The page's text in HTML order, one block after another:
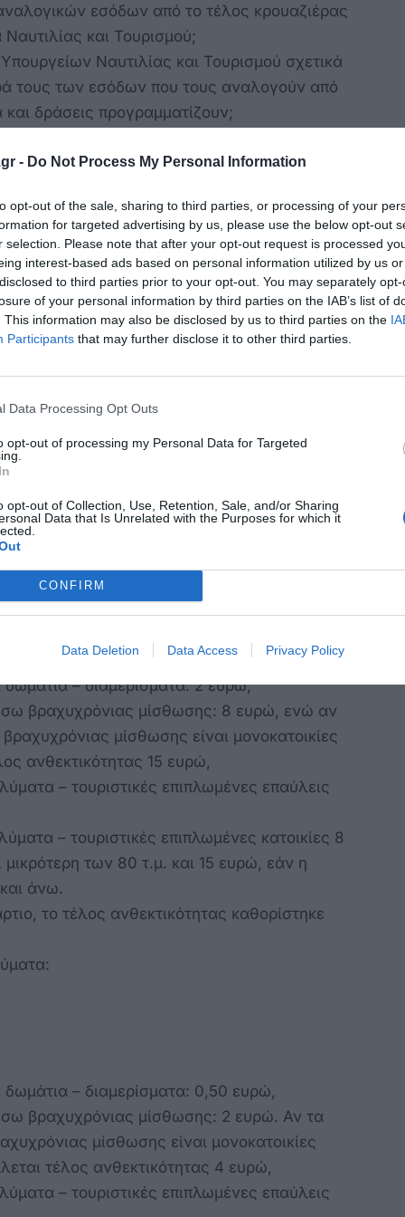
- Do Not Process My Personal Information
opt-out of the sale, sharing to third parties, or processing of your
for targeted advertising by us, please use the below opt-out
selection. Please note that after your opt-out request is processed
interest-based ads based on personal information utilized by us
to third parties prior to your opt-out. You may separately
of your personal information by third parties on the IAB’s list of
This information may also be disclosed by us to third parties on the
Participants that may further disclose it to other third parties.
Data Processing Opt Outs
opt-out of processing my Personal Data for Targeted
opt-out of Collection, Use, Retention, Sale, and/or Sharing
Data that Is Unrelated with the Purposes for which it
CONFIRM
Data Deletion Data Access Privacy Policy
εσόδων από το τέλος κρουαζιέρας
και Τουρισμού;
Ναυτιλίας και Τουρισμού σχετικά
τους των εσόδων που τους αναλογούν από
δράσεις προγραμματίζουν;
και Οικονομικών
Πολιτικής
και ανά περιοχή από το τέλος
και προγραμματισμός έργων και
της χώρας, σε ετήσια βάση και
αύξηση του τέλους ανθεκτικότητας που
ως εξής:
δωμάτια – διαμερίσματα: 2 ευρώ,
βραχυχρόνιας μίσθωσης: 8 ευρώ, ενώ αν
μίσθωσης είναι μονοκατοικίες
ανθεκτικότητας 15 ευρώ,
– τουριστικές επιπλωμένες επαύλεις
– τουριστικές επιπλωμένες κατοικίες 8
μικρότερη των 80 τ.μ. και 15 ευρώ, εάν η
άνω.
το τέλος ανθεκτικότητας καθορίστηκε
δωμάτια – διαμερίσματα: 0,50 ευρώ,
βραχυχρόνιας μίσθωσης: 2 ευρώ. Αν τα
μίσθωσης είναι μονοκατοικίες
τέλος ανθεκτικότητας 4 ευρώ,
– τουριστικές επιπλωμένες επαύλεις